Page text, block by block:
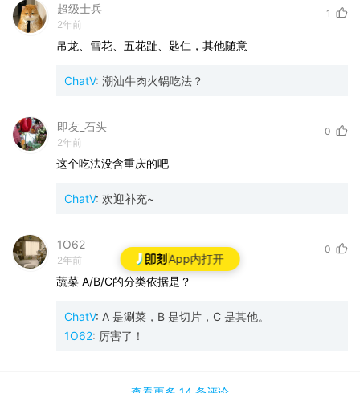
App内打开
超级士兵
2年前
1
吊龙、雪花、五花趾、匙仁，其他随意
ChatV: 潮汕牛肉火锅吃法？
即友_石头
2年前
0
这个吃法没含重庆的吧
ChatV: 欢迎补充~
1O62
2年前
0
蔬菜 A/B/C的分类依据是？
ChatV: A 是涮菜，B 是切片，C 是其他。
1O62: 厉害了！